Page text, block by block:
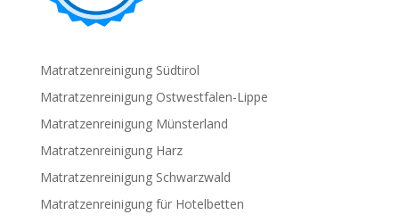
Matratzenreinigung Südtirol
Matratzenreinigung Ostwestfalen-Lippe
Matratzenreinigung Münsterland
Matratzenreinigung Harz
Matratzenreinigung Schwarzwald
Matratzenreinigung für Hotelbetten